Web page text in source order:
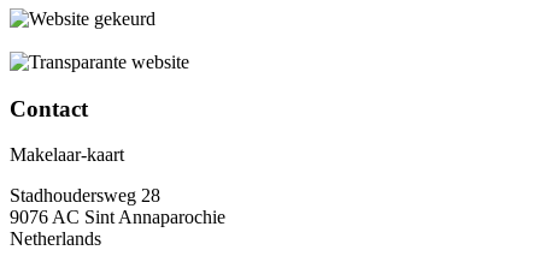
Contact
Makelaar-kaart
Stadhoudersweg 28
9076 AC Sint Annaparochie
Netherlands